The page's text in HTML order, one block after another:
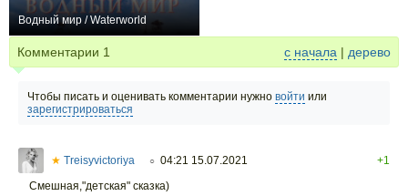
Водный мир / Waterworld
Комментарии 1 с начала | дерево
Чтобы писать и оценивать комментарии нужно войти или
зарегистрироваться
★ Treisyvictoriya ○ 04:21 15.07.2021
+1
Смешная,"детская" сказка)